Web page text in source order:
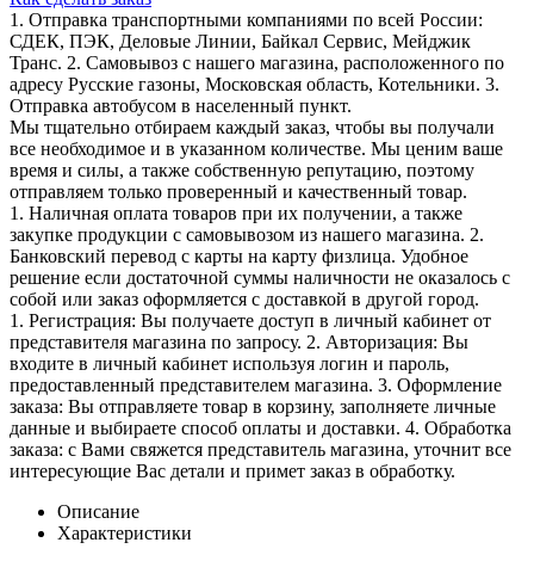
1. Отправка транспортными компаниями по всей России:
СДЕК, ПЭК, Деловые Линии, Байкал Сервис, Мейджик
Транс. 2. Самовывоз с нашего магазина, расположенного по
адресу Русские газоны, Московская область, Котельники. 3.
Отправка автобусом в населенный пункт.
Мы тщательно отбираем каждый заказ, чтобы вы получали
все необходимое и в указанном количестве. Мы ценим ваше
время и силы, а также собственную репутацию, поэтому
отправляем только проверенный и качественный товар.
1. Наличная оплата товаров при их получении, а также
закупке продукции с самовывозом из нашего магазина. 2.
Банковский перевод с карты на карту физлица. Удобное
решение если достаточной суммы наличности не оказалось с
собой или заказ оформляется с доставкой в другой город.
1. Регистрация: Вы получаете доступ в личный кабинет от
представителя магазина по запросу. 2. Авторизация: Вы
входите в личный кабинет используя логин и пароль,
предоставленный представителем магазина. 3. Оформление
заказа: Вы отправляете товар в корзину, заполняете личные
данные и выбираете способ оплаты и доставки. 4. Обработка
заказа: с Вами свяжется представитель магазина, уточнит все
интересующие Вас детали и примет заказ в обработку.
Описание
Характеристики